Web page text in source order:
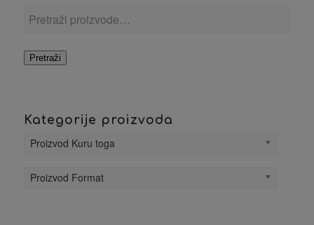
Pretraži
Kategorije proizvoda
Proizvod Kuru toga
Proizvod Format